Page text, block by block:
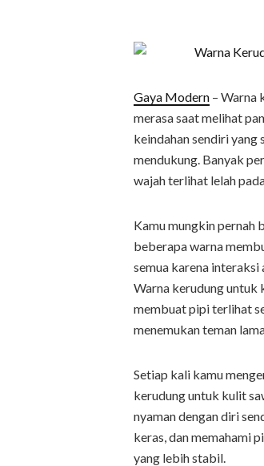
Gaya Modern – Warna
merasa saat melihat
keindahan sendiri
mendukung. Banyak
wajah terlihat lelah
Kamu mungkin pernah
beberapa warna
semua karena
Warna kerudung untuk
membuat pipi terlihat
menemukan teman
Setiap kali kamu
kerudung untuk kulit
nyaman dengan diri
keras, dan memahami
yang lebih stabil.